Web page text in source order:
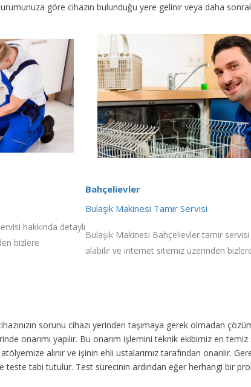
göre cihazın bulunduğu yere gelinir veya daha
hakkında detaylı
bizlere
Bahçelievler
Bulaşık Makinesi Tamir Servisi
Bulaşık Makinesi Bahçelievler tamir servisi
alabilir ve internet sitemiz üzerinden
sorunu cihazı yerinden taşımaya gerek olmadan
onarımı yapılır. Bu onarım işlemini teknik ekibimiz en
alınır ve işinin ehli ustalarımız tarafından onarılır.
teste tabi tutulur. Test sürecinin ardından eğer herhangi bir